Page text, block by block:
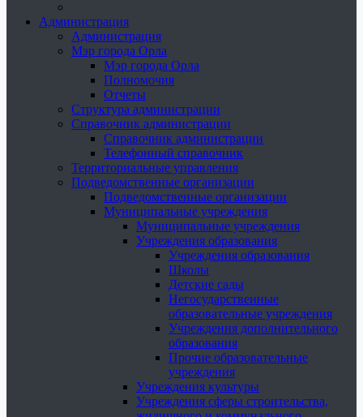
Администрация
Администрация
Мэр города Орла
Мэр города Орла
Полномочия
Отчеты
Структура администрации
Справочник администрации
Справочник администрации
Телефонный справочник
Территориальные управления
Подведомственные организации
Подведомственные организации
Муниципальные учреждения
Муниципальные учреждения
Учреждения образования
Учреждения образования
Школы
Детские сады
Негосударственные
образовательные учреждения
Учреждения дополнительного
образования
Прочие образовательные
учреждения
Учреждения культуры
Учреждения сферы строительства,